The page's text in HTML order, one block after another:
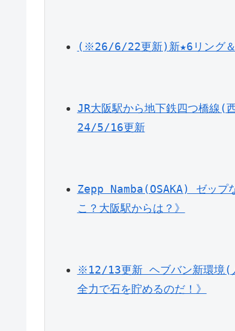
(※26/6/22更新)新★6リング＆
JR大阪駅から地下鉄四つ橋線(
24/5/16更新
Zepp Namba(OSAKA) ゼップ
こ？大阪駅からは？》
※12/13更新 ヘブバン新環境(
全力で石を貯めるのだ！》